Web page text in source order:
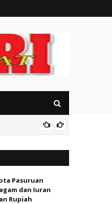
Pasuruan
dan Iuran
Rupiah